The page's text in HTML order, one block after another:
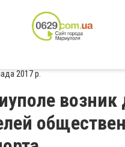
2017 р.